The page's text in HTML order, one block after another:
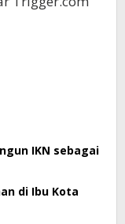
IKN sebagai
di Ibu Kota